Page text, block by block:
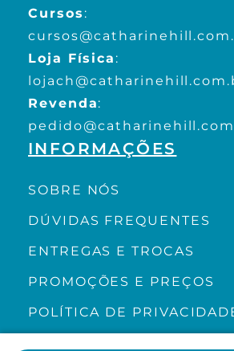
Cursos :
Loja Física :
Revenda:
INFORMAÇÕES
SOBRE NÓS
DÚVIDAS FREQUENTES
ENTREGAS E TROCAS
PROMOÇÕES E PREÇOS
POLÍTICA DE